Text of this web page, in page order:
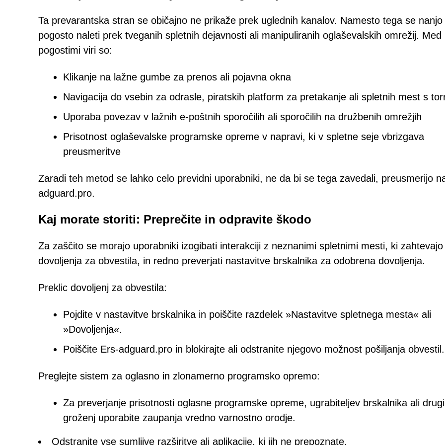
Ta prevarantska stran se običajno ne prikaže prek uglednih kanalov. Namesto tega se nanjo
pogosto naleti prek tveganih spletnih dejavnosti ali manipuliranih oglaševalskih omrežij. Med
pogostimi viri so:
Klikanje na lažne gumbe za prenos ali pojavna okna
Navigacija do vsebin za odrasle, piratskih platform za pretakanje ali spletnih mest s
Uporaba povezav v lažnih e-poštnih sporočilih ali sporočilih na družbenih omrežjih
Prisotnost oglaševalske programske opreme v napravi, ki v spletne seje vbrizgava
preusmeritve
Zaradi teh metod se lahko celo previdni uporabniki, ne da bi se tega zavedali, preusmerijo
adguard.pro.
Kaj morate storiti: Preprečite in odpravite škodo
Za zaščito se morajo uporabniki izogibati interakciji z neznanimi spletnimi mesti, ki zahtevajo
dovoljenja za obvestila, in redno preverjati nastavitve brskalnika za odobrena dovoljenja.
Preklic dovoljenj za obvestila:
Pojdite v nastavitve brskalnika in poiščite razdelek »Nastavitve spletnega mesta« ali
»Dovoljenja«.
Poiščite Ers-adguard.pro in blokirajte ali odstranite njegovo možnost pošiljanja obvestil.
Preglejte sistem za oglasno in zlonamerno programsko opremo:
Za preverjanje prisotnosti oglasne programske opreme, ugrabiteljev brskalnika ali
groženj uporabite zaupanja vredno varnostno orodje.
Odstranite vse sumljive razširitve ali aplikacije, ki jih ne prepoznate.